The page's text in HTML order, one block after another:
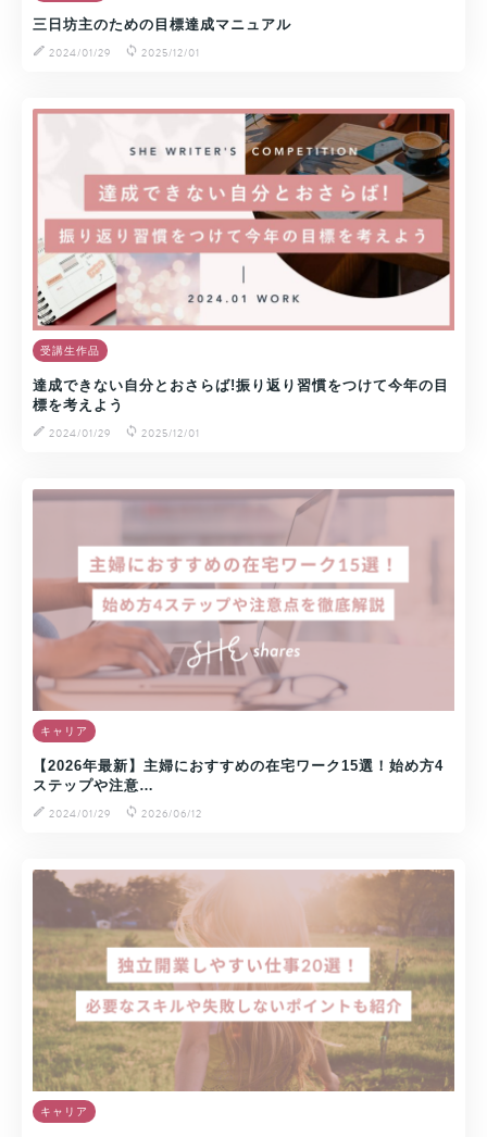
三日坊主のための目標達成マニュアル
2024/01/29
2025/12/01
受講生作品
達成できない自分とおさらば!振り返り習慣をつけて今年の目
標を考えよう
2024/01/29
2025/12/01
キャリア
【2026年最新】主婦におすすめの在宅ワーク15選！始め方4
ステップや注意…
2024/01/29
2026/06/12
キャリア